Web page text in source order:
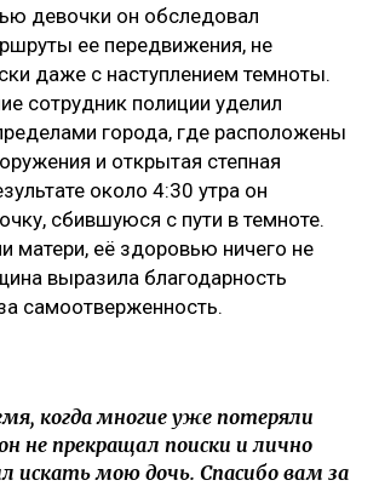
девочки он обследовал
ее передвижения, не
даже с наступлением темноты.
сотрудник полиции уделил
города, где расположены
и открытая степная
около 4:30 утра он
сбившуюся с пути в темноте.
матери, её здоровью ничего не
выразила благодарность
самоотверженность.
когда многие уже потеряли
не прекращал поиски и лично
искать мою дочь. Спасибо вам за